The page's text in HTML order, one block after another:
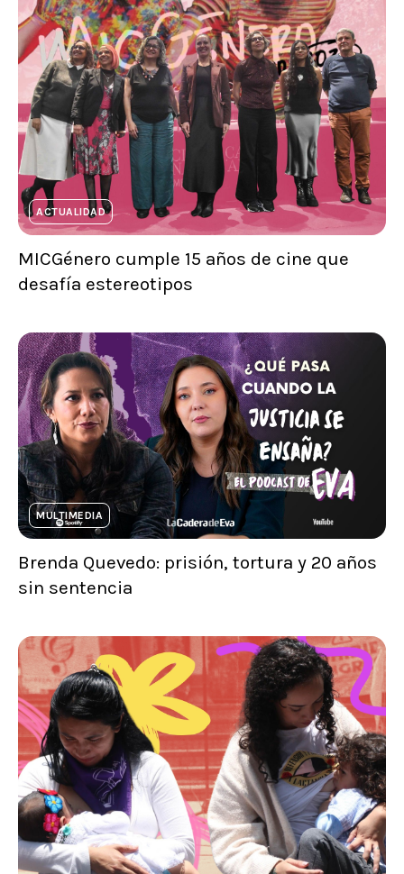
ACTUALIDAD
MICGénero cumple 15 años de cine que
desafía estereotipos
MULTIMEDIA
Brenda Quevedo: prisión, tortura y 20 años
sin sentencia